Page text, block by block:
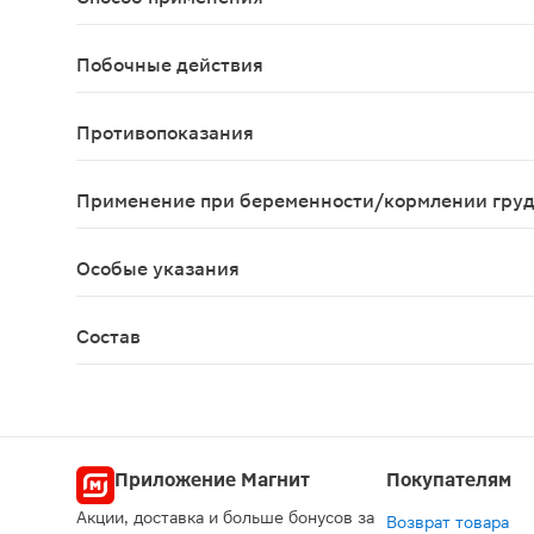
Взрослым по 1 капсуле 1 раз в день во время
Побочные действия
Противопоказания
Применение при беременности/кормлении
Особые указания
Состав
Приложение Магнит
Акции, доставка и больше бонусов за
Покупателям
Возврат товара